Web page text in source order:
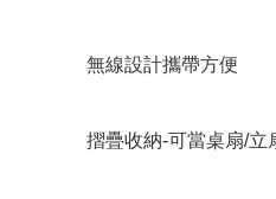
無線設計攜帶方便
摺疊收納-可當桌扇/立